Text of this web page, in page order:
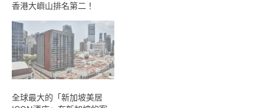
香港大嶼山排名第二！
全球最大的「新加坡美居